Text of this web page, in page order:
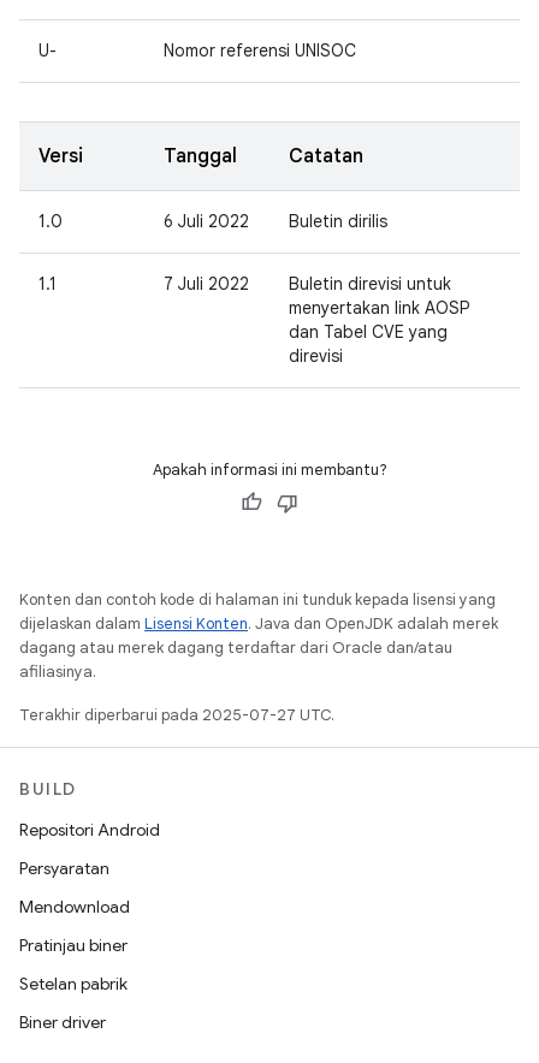
U- Nomor referensi UNISOC
Versi Tanggal Catatan
1.0 6 Juli 2022 Buletin dirilis
1.1 7 Juli 2022
Buletin direvisi untuk
menyertakan link AOSP
dan Tabel CVE yang
direvisi
Apakah informasi ini membantu?
Konten dan contoh kode di halaman ini tunduk kepada lisensi yang
dijelaskan dalam Lisensi Konten. Java dan OpenJDK adalah merek
dagang atau merek dagang terdaftar dari Oracle dan/atau
afiliasinya.
Terakhir diperbarui pada 2025-07-27 UTC.
BUILD
Repositori Android
Persyaratan
Mendownload
Pratinjau biner
Setelan pabrik
Biner driver